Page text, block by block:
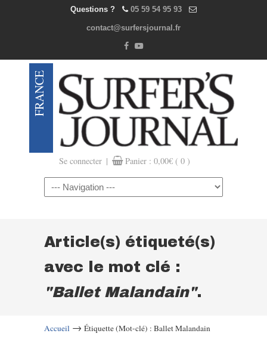
Questions ? 05 59 54 95 93
contact@surfersjournal.fr
Se connecter | Panier : 0,00€ ( 0 )
Navigation
Article(s) étiqueté(s)
avec le mot clé :
"Ballet Malandain".
Accueil → Étiquette (Mot-clé) : Ballet Malandain